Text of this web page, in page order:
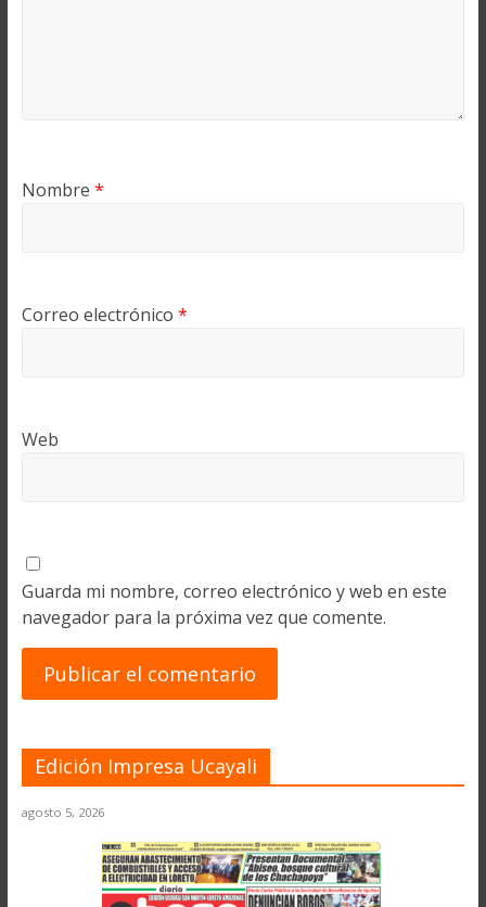
Nombre *
Correo electrónico *
Web
Guarda mi nombre, correo electrónico y web en este
navegador para la próxima vez que comente.
Edición Impresa Ucayali
agosto 5, 2026